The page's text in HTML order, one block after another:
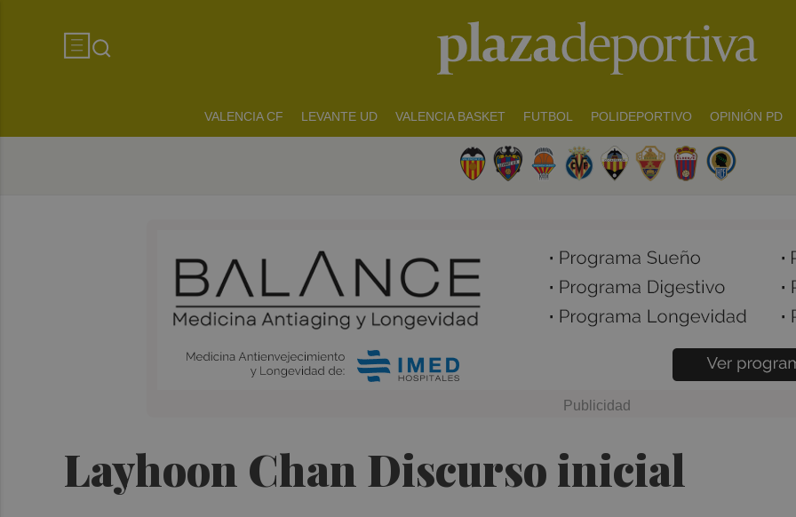
VALENCIA CF LEVANTE UD VALENCIA BASKET FUTBOL POLIDEPORTIVO OPINIÓN PD
Layhoon Chan Discurso inicial